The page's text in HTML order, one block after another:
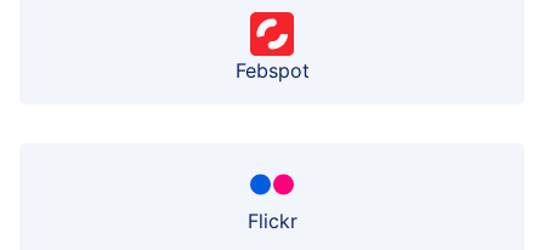
Febspot
Flickr